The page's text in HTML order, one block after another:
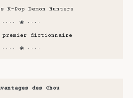
K-Pop Demon Hunters
···· ❀ ····
premier dictionnaire
···· ❀ ····
des Chou